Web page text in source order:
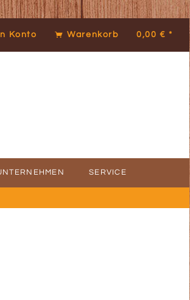
Konto Warenkorb 0,00 € *
SERVICE